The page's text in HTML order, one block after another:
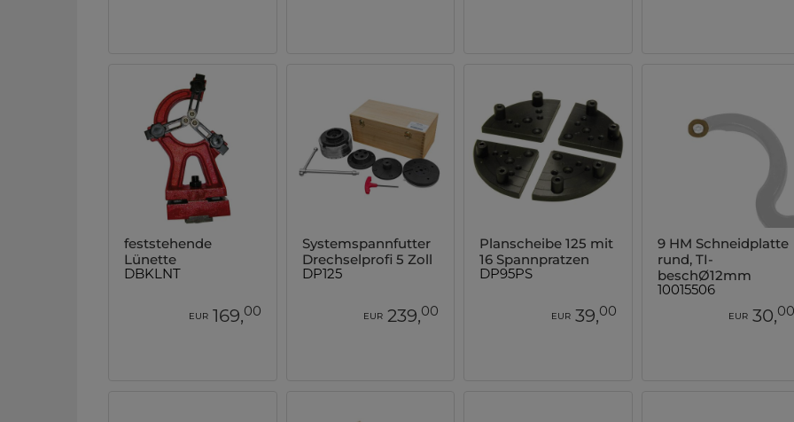
feststehende
Lünette
DBKLNT
EUR 169,00
Systemspannfutter
Drechselprofi 5 Zoll
DP125
EUR 239,00
Planscheibe 125 mit
16 Spannpratzen
DP95PS
EUR 39,00
9 HM Schneidplatte
rund, TI-
beschØ12mm
10015506
EUR 30,00